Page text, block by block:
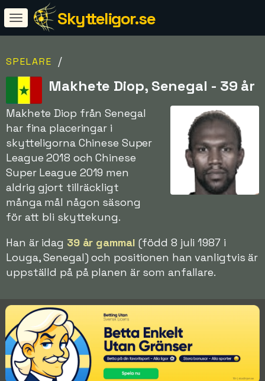
Skytteligor.se
SPELARE /
Makhete Diop, Senegal - 39 år
Makhete Diop från Senegal
har fina placeringar i
skytteligorna Chinese Super
League 2018 och Chinese
Super League 2019 men
aldrig gjort tillräckligt
många mål någon säsong
för att bli skyttekung.
Han är idag 39 år gammal (född 8 juli 1987 i
Louga, Senegal) och positionen han vanligtvis är
uppställd på på planen är som anfallare.